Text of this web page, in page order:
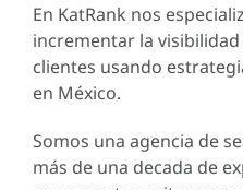
En KatRank nos
incrementar la
clientes usando
en México.
Somos una agencia de
más de una decada de